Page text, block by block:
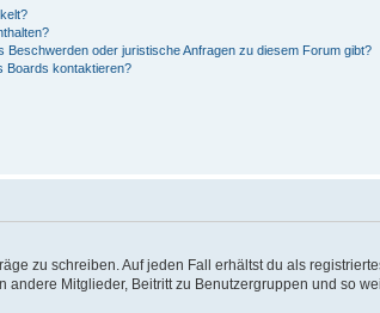
Beschwerden oder juristische Anfragen zu diesem Forum gibt?
Boards kontaktieren?
zu schreiben. Auf jeden Fall erhältst du als
Mitglieder, Beitritt zu Benutzergruppen und so